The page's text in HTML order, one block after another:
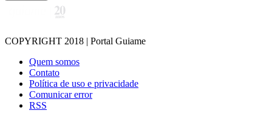
COPYRIGHT 2018 | Portal Guiame
Quem somos
Contato
Política de uso e privacidade
Comunicar error
RSS